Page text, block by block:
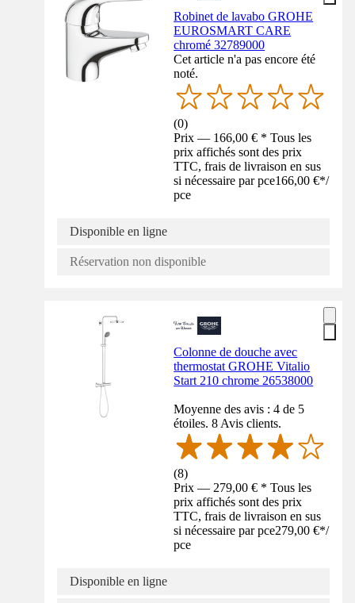
Robinet de lavabo GROHE
EUROSMART CARE
chromé 32789000
Cet article n'a pas encore été
noté.
(0)
Prix — 166,00 € * Tous les
prix affichés sont des prix
TTC, frais de livraison en sus
si nécessaire par pce166,00 €*/
pce
Disponible en ligne
Réservation non disponible
Colonne de douche avec
thermostat GROHE Vitalio
Start 210 chrome 26538000
Moyenne des avis : 4 de 5
étoiles. 8 Avis clients.
(8)
Prix — 279,00 € * Tous les
prix affichés sont des prix
TTC, frais de livraison en sus
si nécessaire par pce279,00 €*/
pce
Disponible en ligne